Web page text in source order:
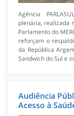
Agência
plenária, realizada
Parlamento do
reforçam o
da República
Sandwich do Sul e
Audiência
Acesso à